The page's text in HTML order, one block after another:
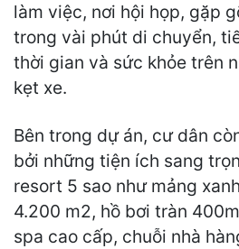
làm việc, nơi hội họp, gặp
trong vài phút di chuyển,
thời gian và sức khỏe trên
kẹt xe.
Bên trong dự án, cư dân
bởi những tiện ích sang
resort 5 sao như mảng
4.200 m2, hồ bơi tràn
spa cao cấp, chuỗi nhà